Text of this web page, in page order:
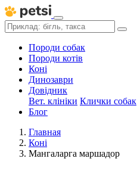
Породи собак
Породи котів
Коні
Динозаври
Довідник
Вет. клініки Клички собак
Блог
Главная
Коні
Мангаларга маршадор